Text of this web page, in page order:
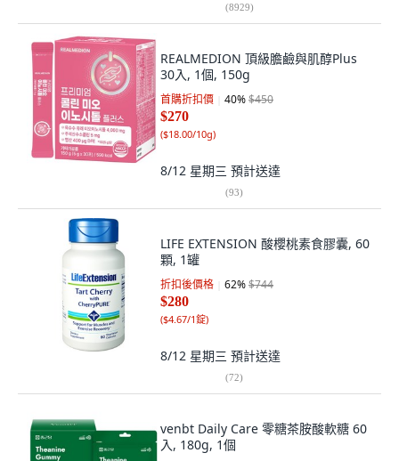
(8929)
REALMEDION 頂級膽鹼與肌醇Plus
30入, 1個, 150g
首購折扣價 40%$450
$270
($18.00/10g)
8/12 星期三 預計送達
(93)
LIFE EXTENSION 酸櫻桃素食膠囊, 60
顆, 1罐
折扣後價格 62%$744
$280
($4.67/1錠)
8/12 星期三 預計送達
(72)
venbt Daily Care 零糖茶胺酸軟糖 60
入, 180g, 1個